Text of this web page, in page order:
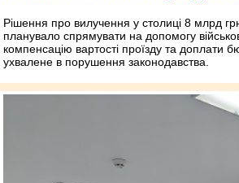
Рішення про вилучення у столиці 8 млрд
планувало спрямувати на допомогу
компенсацію вартості проїзду та доплати
ухвалене в порушення законодавства.